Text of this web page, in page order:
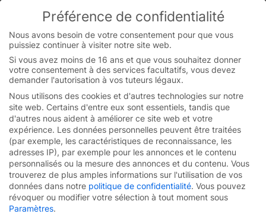
You are currently on the French website.
Switch to the English version.
Skip
content
Préférence de confidentialité
Nous avons besoin de votre consentement pour que vous
puissiez continuer à visiter notre site web.
Si vous avez moins de 16 ans et que vous souhaitez donner
votre consentement à des services facultatifs, vous devez
demander l'autorisation à vos tuteurs légaux.
Nous utilisons des cookies et d'autres technologies sur notre
site web. Certains d'entre eux sont essentiels, tandis que
d'autres nous aident à améliorer ce site web et votre
expérience. Les données personnelles peuvent être traitées
(par exemple, les caractéristiques de reconnaissance, les
adresses IP), par exemple pour les annonces et le contenu
personnalisés ou la mesure des annonces et du contenu. Vous
trouverez de plus amples informations sur l'utilisation de vos
données dans notre politique de confidentialité. Vous pouvez
révoquer ou modifier votre sélection à tout moment sous
Paramètres.